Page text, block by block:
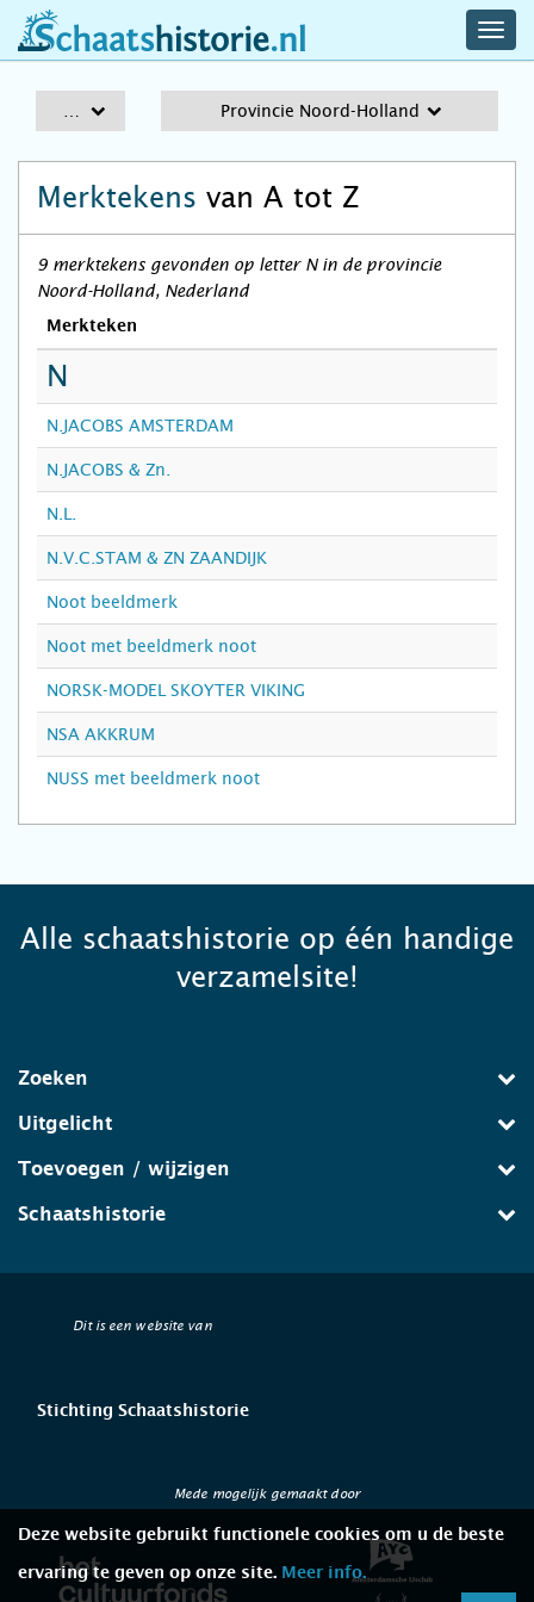
schaatshistorie.nl
Provincie Noord-Holland
Merktekens van A tot Z
9 merktekens gevonden op letter N in de provincie
Noord-Holland, Nederland
Merkteken
N
N.JACOBS AMSTERDAM
N.JACOBS & Zn.
N.L.
N.V.C.STAM & ZN ZAANDIJK
Noot beeldmerk
Noot met beeldmerk noot
NORSK-MODEL SKOYTER VIKING
NSA AKKRUM
NUSS met beeldmerk noot
Alle schaatshistorie op één handige
verzamelsite!
Zoeken
Uitgelicht
Toevoegen / wijzigen
Schaatshistorie
Dit is een website van
Stichting Schaatshistorie
Mede mogelijk gemaakt door
Deze website gebruikt functionele cookies om u de beste
ervaring te geven op onze site. Meer info.